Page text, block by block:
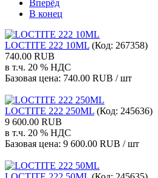
Вперёд
В конец
LOCTITE 222 10ML (Код: 267358)
740.00 RUB
в т.ч. 20 % НДС
Базовая цена: 740.00 RUB / шт
LOCTITE 222 250ML (Код: 245636)
9 600.00 RUB
в т.ч. 20 % НДС
Базовая цена: 9 600.00 RUB / шт